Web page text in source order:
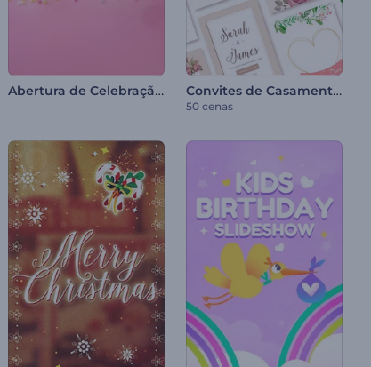
Abertura de Celebração de Aniversário Convites de Casamento em Vídeo
50 cenas